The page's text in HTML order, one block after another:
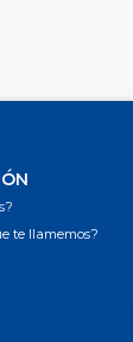
te llamemos?